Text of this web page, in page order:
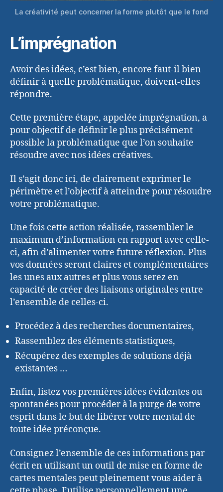
La créativité peut concerner la forme plutôt que le fond
L’imprégnation
Avoir des idées, c’est bien, encore faut-il bien
définir à quelle problématique, doivent-elles
répondre.
Cette première étape, appelée imprégnation, a
pour objectif de définir le plus précisément
possible la problématique que l’on souhaite
résoudre avec nos idées créatives.
Il s’agit donc ici, de clairement exprimer le
périmètre et l’objectif à atteindre pour résoudre
votre problématique.
Une fois cette action réalisée, rassembler le
maximum d’information en rapport avec celle-
ci, afin d’alimenter votre future réflexion. Plus
vos données seront claires et complémentaires
les unes aux autres et plus vous serez en
capacité de créer des liaisons originales entre
l’ensemble de celles-ci.
Procédez à des recherches documentaires,
Rassemblez des éléments statistiques,
Récupérez des exemples de solutions déjà
existantes …
Enfin, listez vos premières idées évidentes ou
spontanées pour procéder à la purge de votre
esprit dans le but de libérer votre mental de
toute idée préconçue.
Consignez l’ensemble de ces informations par
écrit en utilisant un outil de mise en forme de
cartes mentales peut pleinement vous aider à